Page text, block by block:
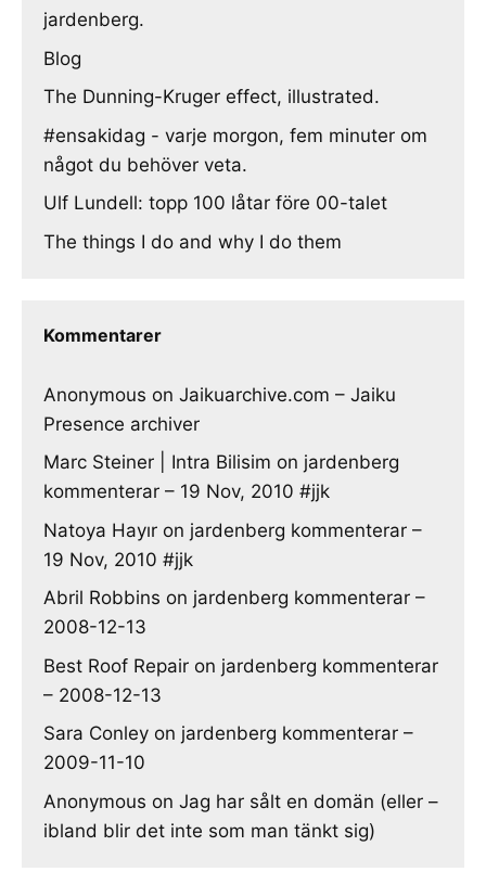
jardenberg.
Blog
The Dunning-Kruger effect, illustrated.
#ensakidag - varje morgon, fem minuter om
något du behöver veta.
Ulf Lundell: topp 100 låtar före 00-talet
The things I do and why I do them
Kommentarer
Anonymous on Jaikuarchive.com – Jaiku
Presence archiver
Marc Steiner | Intra Bilisim on jardenberg
kommenterar – 19 Nov, 2010 #jjk
Natoya Hayır on jardenberg kommenterar –
19 Nov, 2010 #jjk
Abril Robbins on jardenberg kommenterar –
2008-12-13
Best Roof Repair on jardenberg kommenterar
– 2008-12-13
Sara Conley on jardenberg kommenterar –
2009-11-10
Anonymous on Jag har sålt en domän (eller –
ibland blir det inte som man tänkt sig)